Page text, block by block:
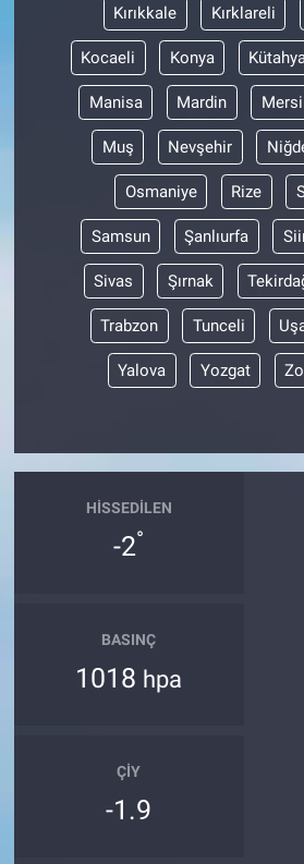
Kırıkkale Kırklareli
Kocaeli Konya
Manisa Mardin
Muş Nevşehir
Osmaniye Rize
Samsun Şanlıurfa
Sivas Şırnak
Trabzon Tunceli
Yalova Yozgat
HISSEDILEN
-2°
BASINÇ
1018 hpa
ÇIY
-1.9
Programlar
Sağlık
Spor
Teknoloji
Türkiye'nin Geleceği
Türkiye'nin Gündemi
Yerel Gündem
Canlı Yayın